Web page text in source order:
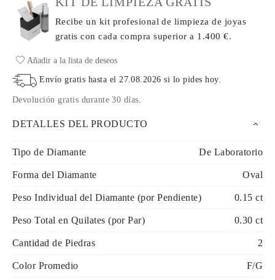
Recibe un kit profesional de limpieza de joyas
gratis con cada comprasuperior a 1.400 €.
Añadir a la lista de deseos
Envío gratis hasta el27.08.2026 si lo pides hoy.
Devolución gratis durante 30 días.
DETALLES DEL PRODUCTO
Tipo de Diamante De Laboratorio
Forma del Diamante Oval
Peso Individual del Diamante (por Pendiente) 0.15 ct
Peso Total en Quilates (por Par) 0.30 ct
Cantidad de Piedras 2
Color Promedio F/G